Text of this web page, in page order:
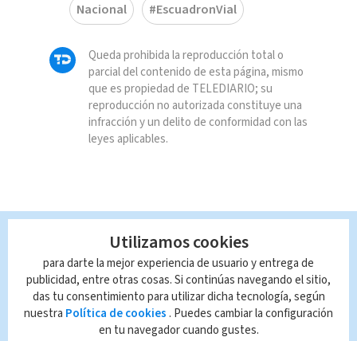
Nacional #EscuadronVial
Queda prohibida la reproducción total o
parcial del contenido de esta página, mismo
que es propiedad de TELEDIARIO; su
reproducción no autorizada constituye una
infracción y un delito de conformidad con las
leyes aplicables.
Utilizamos cookies
para darte la mejor experiencia de usuario y entrega de
publicidad, entre otras cosas. Si continúas navegando el sitio,
das tu consentimiento para utilizar dicha tecnología, según
nuestra Política de cookies . Puedes cambiar la configuración
en tu navegador cuando gustes.